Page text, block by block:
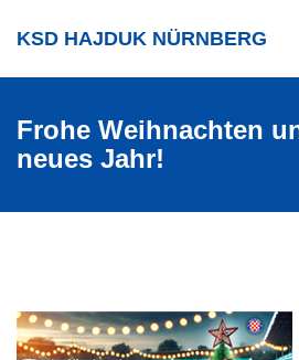
KSD HAJDUK NÜRNBERG
Frohe Weihnachten
neues Jahr!